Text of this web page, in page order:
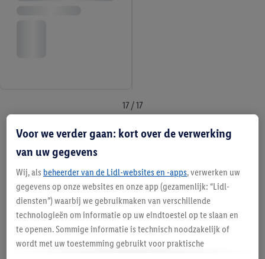
17 / 17
Monsieur Cuisine
Koken is meer dan alleen ingrediënten
samenvoegen; het is een ervaring, een manier om
creativiteit te uiten en dierbaren te verwennen.
Maar tijd is schaars en niet iedereen is een
volleerd chef-kok. Hier komt de Monsieur Cuisine
Voor we verder gaan: kort over de verwerking
van uw gegevens
Wij, als beheerder van de Lidl-websites en -apps, verwerken uw
gegevens op onze websites en onze app (gezamenlijk: “Lidl-
diensten”) waarbij we gebruikmaken van verschillende
technologieën om informatie op uw eindtoestel op te slaan en
te openen. Sommige informatie is technisch noodzakelijk of
wordt met uw toestemming gebruikt voor praktische